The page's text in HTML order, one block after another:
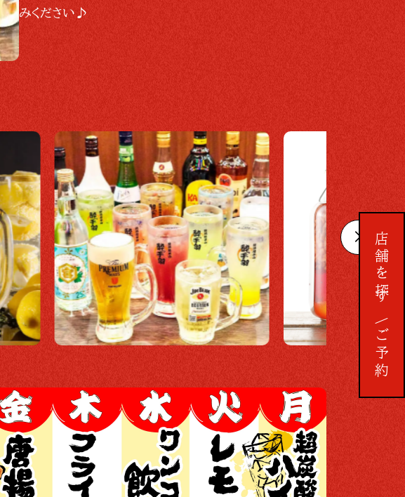
予約する
みください♪
店舗を探す
ご予約